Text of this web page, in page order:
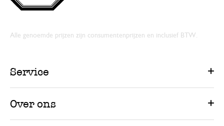
Alle genoemde prijzen zijn consumentenprijzen en inclusief BTW.
Service
Over ons